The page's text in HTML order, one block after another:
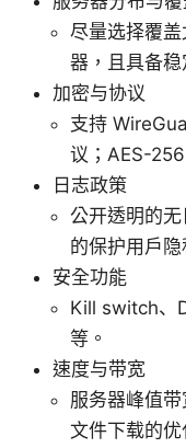
尽量选择覆
器，且具备稳
加密与协议
支持
议；AES-
日志政策
公开透明的
的保护用户隐
安全功能
Kill switch、
等。
速度与带宽
服务器峰值
文件下载的优